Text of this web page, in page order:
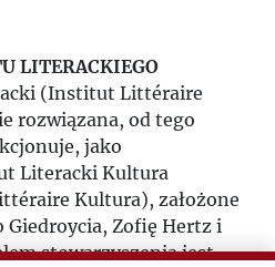
2006
2008
LITERACKIEGO
(Institut Littéraire
rozwiązana, od tego
jako
Literacki Kultura
Kultura), założone
Giedroycia, Zofię Hertz i
stowarzyszenia jest